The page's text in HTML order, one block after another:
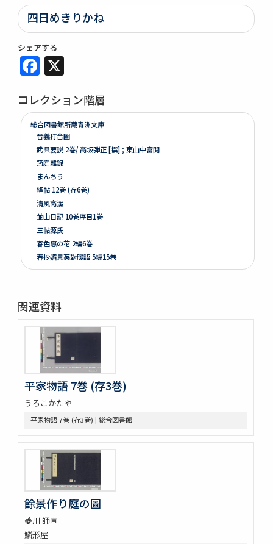
四日めきりかね
シェアする
Facebook
コレクション階層
総合図書館所蔵青洲文庫
音義打合圖
武具要説 2巻/ 高坂弾正 [撰] ; 東山中富閲
筠庭雜録
まんちう
絳帖 12巻 (存6巻)
清風高潔
並山日記 10巻序目1巻
三帖源氏
春色惠の花 2編6巻
春抄媚景英對暖語 5編15巻
梅暦餘興春色辰巳園 4編12巻
竒品家雅見 3巻附録1巻
好色一代女 6巻
新うす雪物語 5巻
新撰卅六貝倭謌
好色春画本目録
禮書 150巻 (存9巻)
塵劫記 3巻 (存1巻)
東海道綱目分間之圖 5巻
言靈初傳目録
蘿鬘 3巻
玉襷添紐下解
玉襷添紐
音義本末圖
玉鉾百首
音義本末考
玉鉾の本末
関連資料
平家物語 7巻 (存3巻)
うろこかたや
平家物語 7巻 (存3巻) | 総合図書館
餘景作り庭の圖
菱川 師宣
鱗形屋